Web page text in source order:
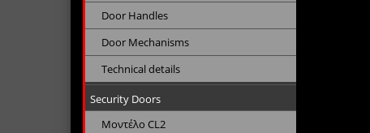
Door Handles
Door Mechanisms
Technical details
Security Doors
Μοντέλο CL2